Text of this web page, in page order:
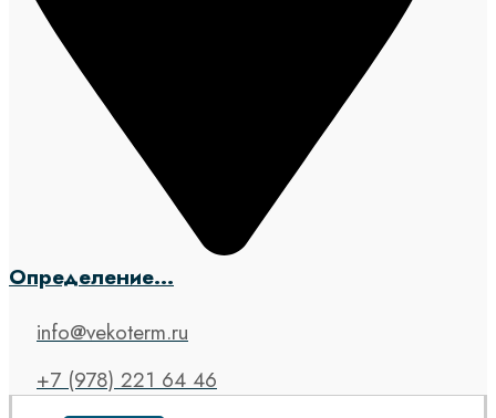
Определение...
info@vekoterm.ru
+7 (978) 221 64 46